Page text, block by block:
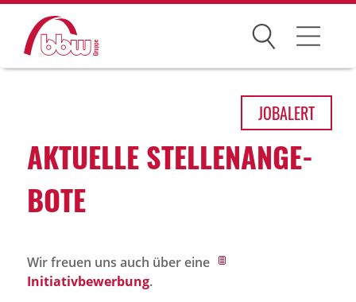
Suchen
Über uns
Historie
JOBALERT
AKTU­ELLE STEL­LEN­AN­GE­
BOTE
Wir freuen uns auch über eine
Initiativbewerbung.